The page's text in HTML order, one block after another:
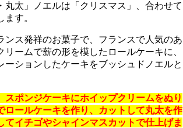
太」ノエルは「クリスマス」、合わせて
す。
ンス発祥のお菓子で、フランスで人気のあ
ームで薪の形を模したロールケーキに、
ションしたケーキをブッシュドノエルと
スポンジケーキにホイップクリームをぬり
ロールケーキを作り、カットして丸太を作
てイチゴやシャインマスカットで仕上げま